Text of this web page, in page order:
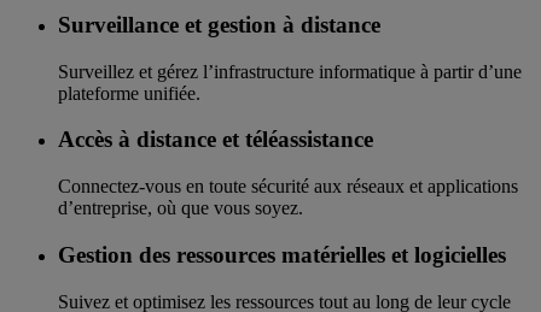
Surveillance et gestion à distance
Surveillez et gérez l’infrastructure informatique à partir d’une
plateforme unifiée.
Accès à distance et téléassistance
Connectez-vous en toute sécurité aux réseaux et applications
d’entreprise, où que vous soyez.
Gestion des ressources matérielles et logicielles
Suivez et optimisez les ressources tout au long de leur cycle